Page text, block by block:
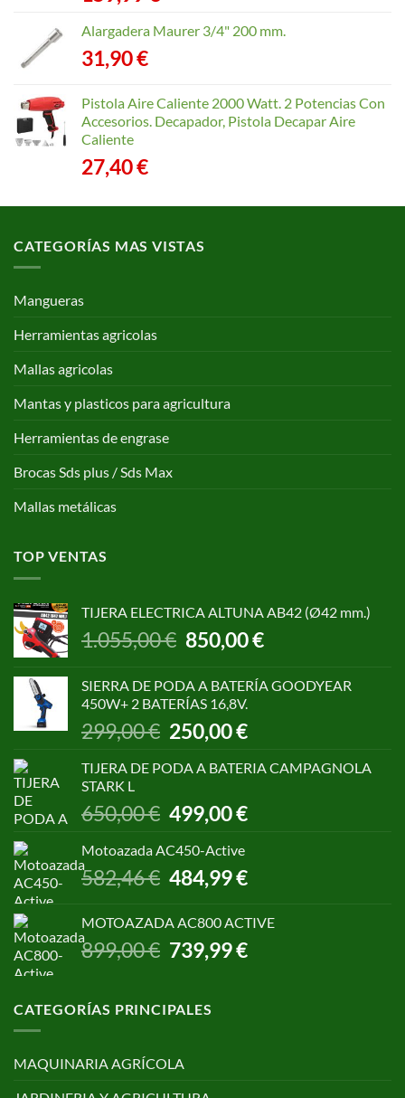
Alargadera Maurer 3/4" 200 mm.
31,90€
Pistola Aire Caliente 2000 Watt. 2 Potencias Con
Accesorios. Decapador, Pistola Decapar Aire
Caliente
27,40€
CATEGORÍAS MAS VISTAS
Mangueras
Herramientas agricolas
Mallas agricolas
Mantas y plasticos para agricultura
Herramientas de engrase
Brocas Sds plus / Sds Max
Mallas metálicas
TOP VENTAS
TIJERA ELECTRICA ALTUNA AB42 (Ø42 mm.)
1.055,00€ El
precio
era:
1.055,00 €.
850,00€El
precio
es:
SIERRA DE PODA A BATERÍA GOODYEAR
450W+ 2 BATERÍAS 16,8V.
299,00€ El
precio
original
299,00 €.
250,00€El
precio
actual
250,00 €.
TIJERA DE PODA A BATERIA CAMPAGNOLA
STARK L
650,00€
El
precio
original
650,00 €.
499,00€El
precio
499,00 €.
Motoazada AC450-Active
582,46€
El
precio
era:
582,46 €.
484,99€El
precio
es:
484,99 €.
MOTOAZADA AC800 ACTIVE
899,00€ El
precio
era:
899,00 €.
739,99€El
precio
CATEGORÍAS PRINCIPALES
MAQUINARIA AGRÍCOLA